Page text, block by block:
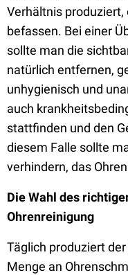
Verhältnis
befassen. Bei einer
sollte man die
natürlich entfernen,
unhygienisch und
auch
stattfinden und den
diesem Falle sollte
verhindern, das
Die Wahl des
Ohrenreinigung
Täglich produziert
Menge an